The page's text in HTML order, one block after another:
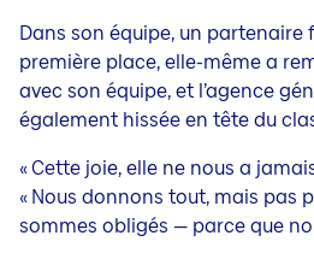
Dans son équipe, un
première place, elle-même a
avec son équipe, et l’agence
également hissée en tête du
« Cette joie, elle ne nous a
« Nous donnons tout, mais pas
sommes obligés — parce que